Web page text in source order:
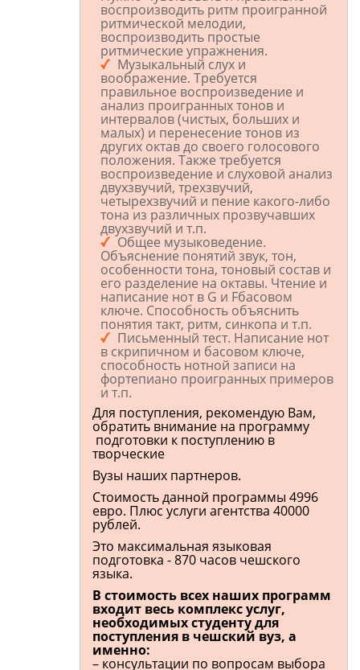
воспроизводить ритм проигранной
ритмической мелодии,
воспроизводить простые
ритмические упражнения.
Музыкальный слух и
воображение. Требуется
правильное воспроизведение и
анализ проигранных тонов и
интервалов (чистых, больших и
малых) и перенесение тонов из
других октав до своего голосового
положения. Также требуется
воспроизведение и слуховой анализ
двухзвучий, трехзвучий,
четырехзвучий и пение какого-либо
тона из различных прозвучавших
двухзвучий и т.п.
Общее музыковедение.
Объяснение понятий звук, тон,
особенности тона, тоновый состав и
его разделение на октавы. Чтение и
написание нот в G и Fбасовом
ключе. Способность объяснить
понятия такт, ритм, синкопа и т.п.
Письменный тест. Написание нот
в скрипичном и басовом ключе,
способность нотной записи на
фортепиано проигранных примеров
и т.п.
Для поступления, рекомендую Вам,
обратить внимание на программу
подготовки к поступлению в
творческие
Вузы наших партнеров.
Стоимость данной программы 4996
евро. Плюс услуги агентства 40000
рублей.
Это максимальная языковая
подготовка - 870 часов чешского
языка.
В стоимость всех наших программ
входит весь комплекс услуг,
необходимых студенту для
поступления в чешский вуз, а
именно:
– консультации по вопросам выбора